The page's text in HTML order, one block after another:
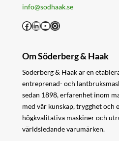
info@sodhaak.se
Facebook
LinkedIn
YouTube
Instagram
Om Söderberg & Haak
Söderberg & Haak är en
entreprenad- och
sedan 1898, erfarenhet inom
med vår kunskap, trygghet och
högkvalitativa maskiner och
världsledande varumärken.